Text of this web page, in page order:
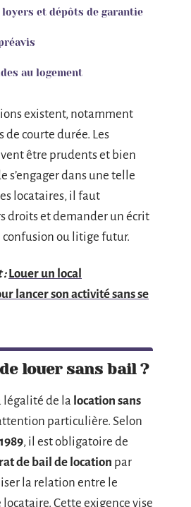
loyers et dépôts de garantie
au logement
existent, notamment
de courte durée. Les
être prudents et bien
s’engager dans une telle
locataires, il faut
droits et demander un écrit
ou litige futur.
: Louer un local
lancer son activité sans se
louer sans bail ?
légalité de la location sans
particulière. Selon
, il est obligatoire de
de bail de location par
la relation entre le
Cette exigence vise